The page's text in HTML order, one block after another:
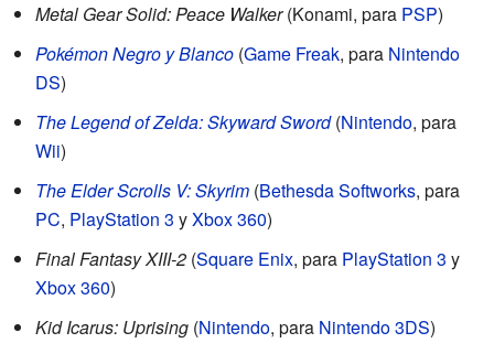
Metal Gear Solid: Peace Walker(Konami, para PSP)
Pokémon Negro y Blanco (Game Freak, para Nintendo
DS)
The Legend of Zelda: Skyward Sword(Nintendo, para
Wii)
The Elder Scrolls V: Skyrim (Bethesda Softworks, para
PC, PlayStation 3 yXbox 360)
Final Fantasy XIII-2 (Square Enix, para PlayStation 3 y
Xbox 360)
Kid Icarus: Uprising (Nintendo, para Nintendo 3DS)